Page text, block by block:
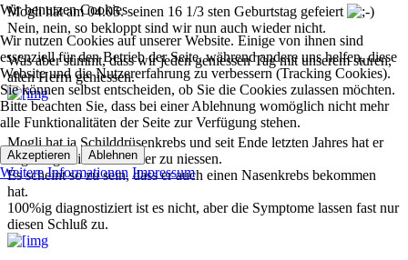
Mogli hat am 04.05. seinen 16 1/3 sten Geburtstag gefeiert
Nein, nein, so bekloppt sind wir nun auch wieder nicht.
Was aber stimmt, dass wir jeden geniessen Tag mit unserem sturen,
alten Herrn geniessen.
Mogli hat ja Schilddrüsenkrebs und seit Ende letzten Jahres hat er
angefangen immer stärker zu niessen.
Es scheint so zu sein, dass er auch einen Nasenkrebs bekommen
hat.
100%ig diagnostiziert ist es nicht, aber die Symptome lassen fast nur
diesen Schluß zu.
Wir benutzen Cookies
Wir nutzen Cookies auf unserer Website. Einige von ihnen sind
essenziell für den Betrieb der Seite, während andere uns helfen, diese
Website und die Nutzererfahrung zu verbessern (Tracking Cookies).
Sie können selbst entscheiden, ob Sie die Cookies zulassen möchten.
Bitte beachten Sie, dass bei einer Ablehnung womöglich nicht mehr
alle Funktionalitäten der Seite zur Verfügung stehen.
Akzeptieren Ablehnen
Weitere Informationen Impressum